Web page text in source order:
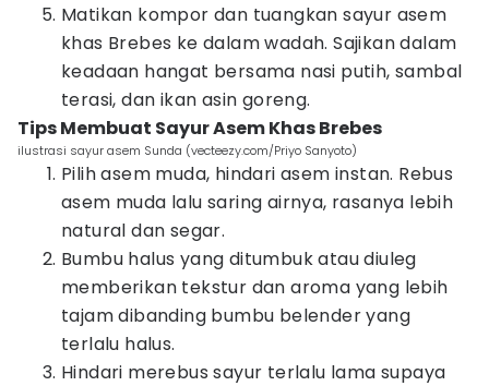
Matikan kompor dan tuangkan sayur asem
khas Brebes ke dalam wadah. Sajikan dalam
keadaan hangat bersama nasi putih, sambal
terasi, dan ikan asin goreng.
Tips Membuat Sayur Asem Khas Brebes
ilustrasi sayur asem Sunda (vecteezy.com/Priyo Sanyoto)
Pilih asem muda, hindari asem instan. Rebus
asem muda lalu saring airnya, rasanya lebih
natural dan segar.
Bumbu halus yang ditumbuk atau diuleg
memberikan tekstur dan aroma yang lebih
tajam dibanding bumbu belender yang
terlalu halus.
Hindari merebus sayur terlalu lama supaya